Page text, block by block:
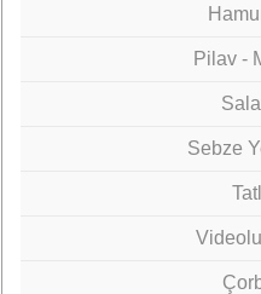
Pilav -
Sebze